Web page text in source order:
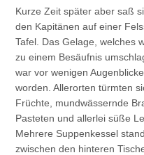
Kurze Zeit später aber saß
den Kapitänen auf einer
Tafel. Das Gelage, welches
zu einem Besäufnis
war vor wenigen
worden. Allerorten türmten
Früchte, mundwässernde
Pasteten und allerlei süße
Mehrere Suppenkessel
zwischen den hinteren